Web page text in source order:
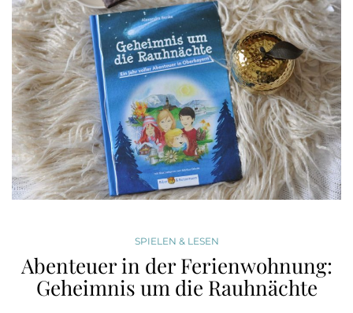
SPIELEN & LESEN
Abenteuer in der Ferienwohnung:
Geheimnis um die Rauhnächte